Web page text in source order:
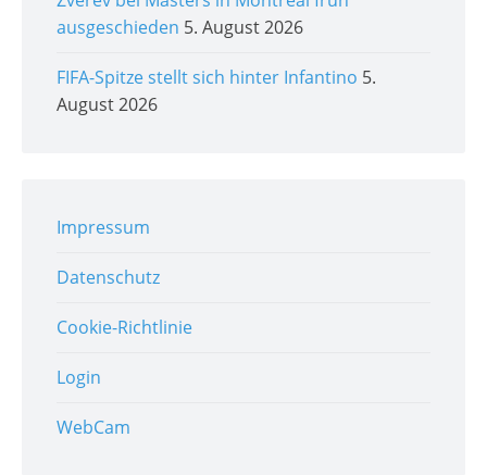
ausgeschieden 5. August 2026
FIFA-Spitze stellt sich hinter Infantino 5.
August 2026
Impressum
Datenschutz
Cookie-Richtlinie
Login
WebCam